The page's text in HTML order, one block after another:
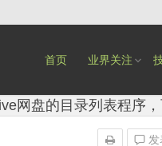
首页 业界关注
网盘的目录列表程序
发